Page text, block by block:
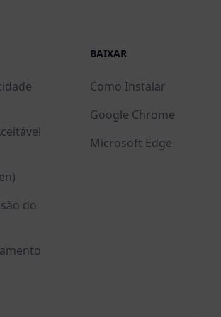
do
BAIXAR
Como Instalar
Google Chrome
Microsoft Edge